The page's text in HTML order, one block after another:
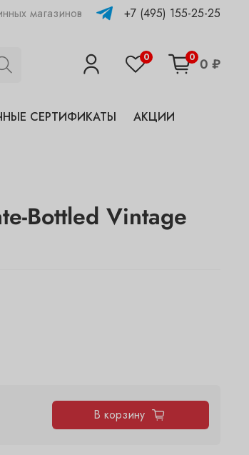
магазинов +7 (495) 155-25-25
0 0 0 ₽
СЕРТИФИКАТЫ АКЦИИ
Bottled Vintage
В корзину